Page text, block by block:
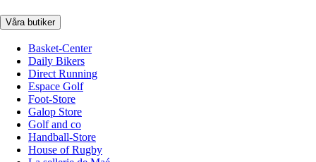
Våra butiker
Basket-Center
Daily Bikers
Direct Running
Espace Golf
Foot-Store
Galop Store
Golf and co
Handball-Store
House of Rugby